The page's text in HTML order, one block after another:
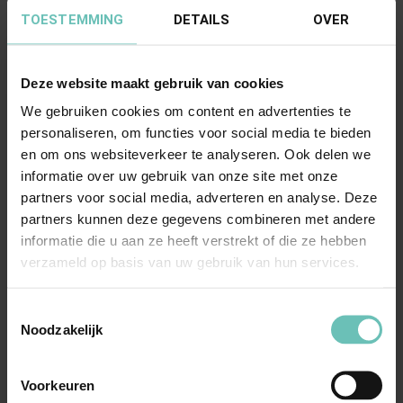
TOESTEMMING DETAILS OVER
Deze website maakt gebruik van cookies
We gebruiken cookies om content en advertenties te
personaliseren, om functies voor social media te bieden
en om ons websiteverkeer te analyseren. Ook delen we
informatie over uw gebruik van onze site met onze
partners voor social media, adverteren en analyse. Deze
partners kunnen deze gegevens combineren met andere
informatie die u aan ze heeft verstrekt of die ze hebben
verzameld op basis van uw gebruik van hun services.
Noodzakelijk
Voorkeuren
Uitspraak Hoge Raad: Prejudiciële vragen
(ECLI:NL:HR:2023:295, 24 februari 2023,
22/02224)
Onderlinge bijdrageplicht (draagplicht) van